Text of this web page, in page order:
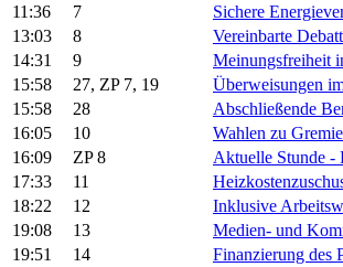
11:36
7 Sichere
13:03
8 Vereinbarte
14:31
9 Meinungsfreiheit
15:58
27, ZP 7, 19 Überweisungen
15:58
28 Abschließende
16:05
10 Wahlen zu
16:09
ZP 8 Aktuelle Stunde -
17:33
11
18:22
12 Inklusive
19:08
13 Medien- und
19:51
14 Finanzierung des